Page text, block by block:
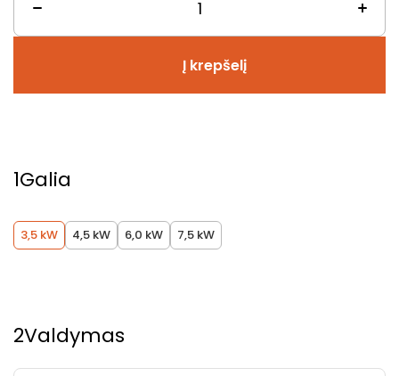
Į krepšelį
1Galia
3,5 kW 4,5 kW 6,0 kW 7,5 kW
2Valdymas